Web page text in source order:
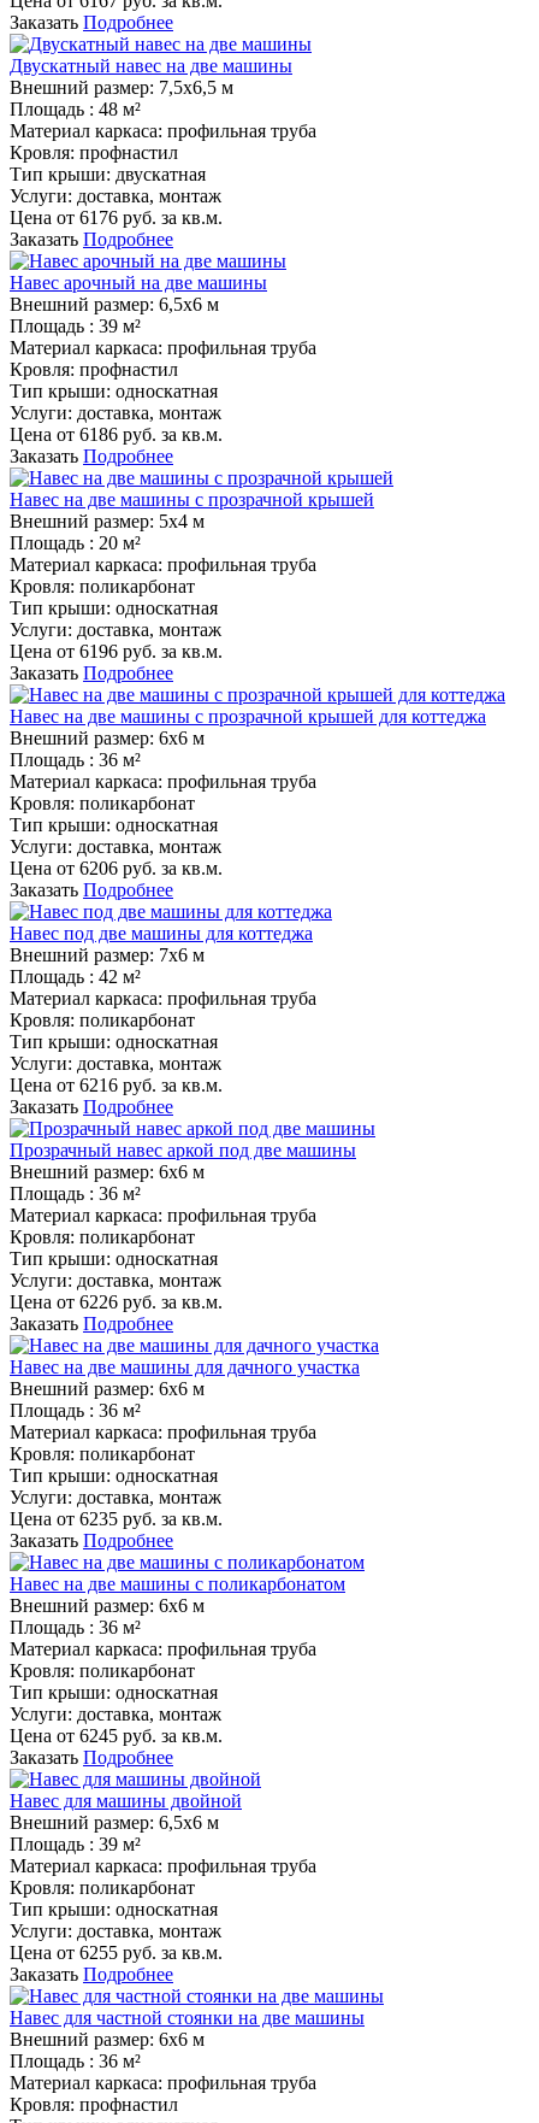
Заказать Подробнее
Двускатный навес на две машины
Внешний размер: 7,5х6,5 м
Площадь : 48 м²
Материал каркаса: профильная труба
Кровля: профнастил
Тип крыши: двускатная
Услуги: доставка, монтаж
Цена от 6176 руб. за кв.м.
Заказать Подробнее
Навес арочный на две машины
Внешний размер: 6,5х6 м
Площадь : 39 м²
Материал каркаса: профильная труба
Кровля: профнастил
Тип крыши: односкатная
Услуги: доставка, монтаж
Цена от 6186 руб. за кв.м.
Заказать Подробнее
Навес на две машины с прозрачной крышей
Внешний размер: 5х4 м
Площадь : 20 м²
Материал каркаса: профильная труба
Кровля: поликарбонат
Тип крыши: односкатная
Услуги: доставка, монтаж
Цена от 6196 руб. за кв.м.
Заказать Подробнее
Навес на две машины с прозрачной крышей для коттеджа
Внешний размер: 6х6 м
Площадь : 36 м²
Материал каркаса: профильная труба
Кровля: поликарбонат
Тип крыши: односкатная
Услуги: доставка, монтаж
Цена от 6206 руб. за кв.м.
Заказать Подробнее
Навес под две машины для коттеджа
Внешний размер: 7х6 м
Площадь : 42 м²
Материал каркаса: профильная труба
Кровля: поликарбонат
Тип крыши: односкатная
Услуги: доставка, монтаж
Цена от 6216 руб. за кв.м.
Заказать Подробнее
Прозрачный навес аркой под две машины
Внешний размер: 6х6 м
Площадь : 36 м²
Материал каркаса: профильная труба
Кровля: поликарбонат
Тип крыши: односкатная
Услуги: доставка, монтаж
Цена от 6226 руб. за кв.м.
Заказать Подробнее
Навес на две машины для дачного участка
Внешний размер: 6х6 м
Площадь : 36 м²
Материал каркаса: профильная труба
Кровля: поликарбонат
Тип крыши: односкатная
Услуги: доставка, монтаж
Цена от 6235 руб. за кв.м.
Заказать Подробнее
Навес на две машины с поликарбонатом
Внешний размер: 6х6 м
Площадь : 36 м²
Материал каркаса: профильная труба
Кровля: поликарбонат
Тип крыши: односкатная
Услуги: доставка, монтаж
Цена от 6245 руб. за кв.м.
Заказать Подробнее
Навес для машины двойной
Внешний размер: 6,5х6 м
Площадь : 39 м²
Материал каркаса: профильная труба
Кровля: поликарбонат
Тип крыши: односкатная
Услуги: доставка, монтаж
Цена от 6255 руб. за кв.м.
Заказать Подробнее
Навес для частной стоянки на две машины
Внешний размер: 6х6 м
Площадь : 36 м²
Материал каркаса: профильная труба
Кровля: профнастил